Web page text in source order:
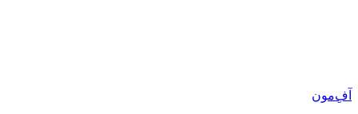
آفِ‌مون